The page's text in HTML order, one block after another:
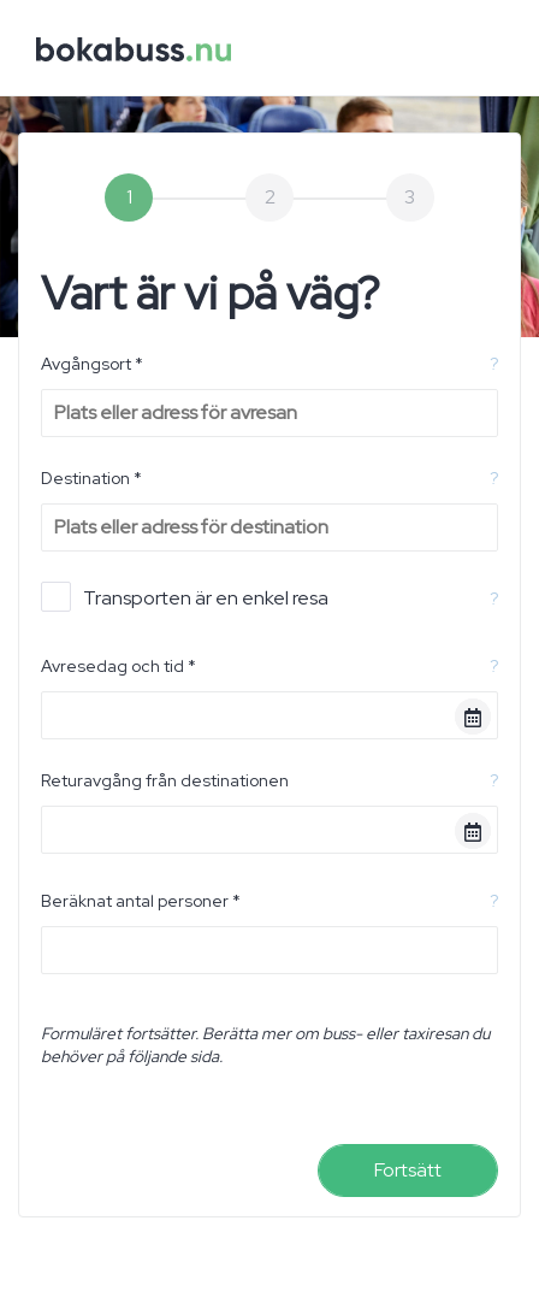
1 2 3
Vart är vi på väg?
Avgångsort * ?
Destination * ?
Transporten är en enkel resa ?
Avresedag och tid * ?
Returavgång från destinationen ?
Beräknat antal personer * ?
Formuläret fortsätter. Berätta mer om buss- eller taxiresan du
behöver på följande sida.
Fortsätt